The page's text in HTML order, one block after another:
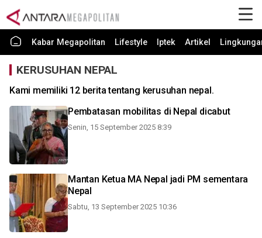
Kabar Megapolitan Lifestyle Iptek Artikel
KERUSUHAN NEPAL
Kami memiliki 12 berita tentang kerusuhan nepal.
Pembatasan mobilitas di Nepal dicabut
Senin, 15 September 2025 8:39
Mantan Ketua MA Nepal jadi PM sementara
Nepal
Sabtu, 13 September 2025 10:36